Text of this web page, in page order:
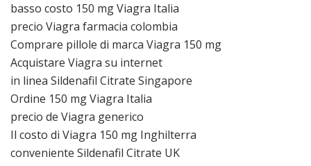
basso costo 150 mg Viagra Italia
precio Viagra farmacia colombia
Comprare pillole di marca Viagra 150 mg
Acquistare Viagra su internet
in linea Sildenafil Citrate Singapore
Ordine 150 mg Viagra Italia
precio de Viagra generico
Il costo di Viagra 150 mg Inghilterra
conveniente Sildenafil Citrate UK